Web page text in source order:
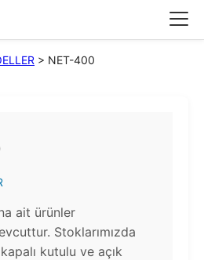
> NET-400
ait ürünler
Stoklarımızda
kutulu ve açık